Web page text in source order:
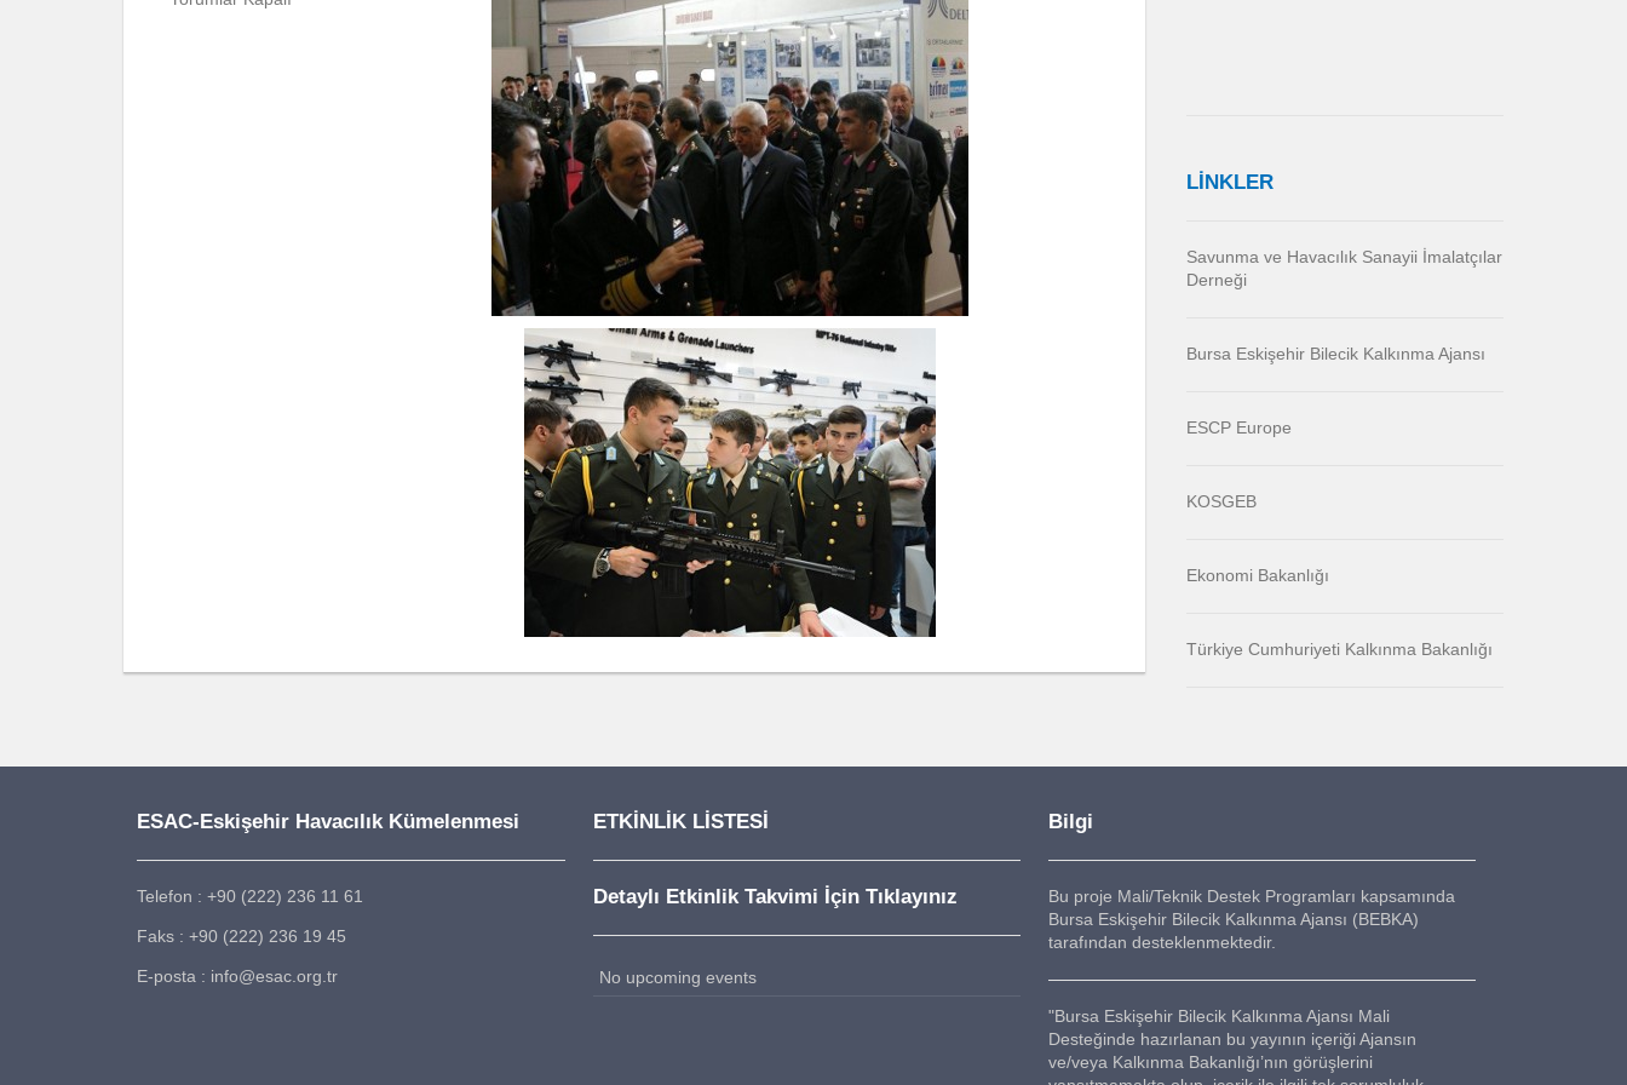
LİNKLER
Savunma ve Havacılık Sanayii İmalatçılar
Derneği
Bursa Eskişehir Bilecik Kalkınma Ajansı
ESCP Europe
KOSGEB
Ekonomi Bakanlığı
Türkiye Cumhuriyeti Kalkınma Bakanlığı
ESAC-Eskişehir Havacılık Kümelenmesi
Telefon : +90 (222) 236 11 61
Faks : +90 (222) 236 19 45
E-posta : info@esac.org.tr
ETKİNLİK LİSTESİ
Detaylı Etkinlik Takvimi İçin Tıklayınız
No upcoming events
Bilgi
Bu proje Mali/Teknik Destek Programları kapsamında
Bursa Eskişehir Bilecik Kalkınma Ajansı (BEBKA)
tarafından desteklenmektedir.
"Bursa Eskişehir Bilecik Kalkınma Ajansı Mali
Desteğinde hazırlanan bu yayının içeriği Ajansın
ve/veya Kalkınma Bakanlığı’nın görüşlerini